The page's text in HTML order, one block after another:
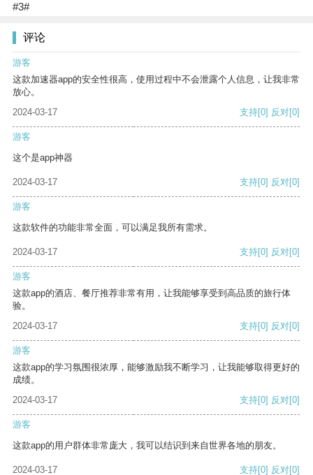
#3#
评论
游客
这款加速器app的安全性很高，使用过程中不会泄露个人信息，让我非常
放心。
2024-03-17
支持[0] 反对[0]
游客
这个是app神器
2024-03-17 支持[0] 反对[0]
游客
这款软件的功能非常全面，可以满足我所有需求。
2024-03-17 支持[0] 反对[0]
游客
这款app的酒店、餐厅推荐非常有用，让我能够享受到高品质的旅行体
验。
2024-03-17
支持[0] 反对[0]
游客
这款app的学习氛围很浓厚，能够激励我不断学习，让我能够取得更好的
成绩。
2024-03-17
支持[0] 反对[0]
游客
这款app的用户群体非常庞大，我可以结识到来自世界各地的朋友。
2024-03-17 支持[0] 反对[0]